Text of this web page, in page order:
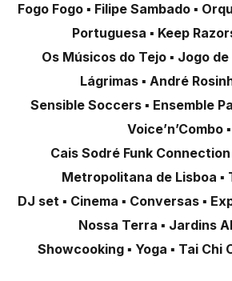
Fogo Fogo ▪ Filipe Sambado ▪
Portuguesa ▪ Keep
Os Músicos do Tejo ▪ Jogo de
Lágrimas ▪ André
Sensible Soccers ▪ Ensemble
Voice’n’Combo ▪
Cais Sodré Funk
Metropolitana de Lisboa ▪
DJ set ▪ Cinema ▪ Conversas ▪
Nossa Terra ▪ Jardins
Showcooking ▪ Yoga ▪ Tai Chi